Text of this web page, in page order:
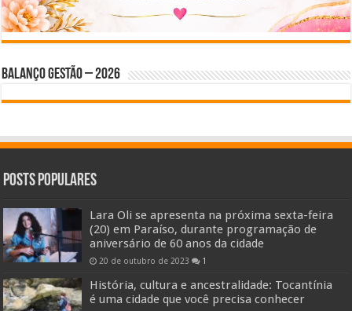
BALANÇO GESTÃO – 2026
Posts Populares
Lara Oli se apresenta na próxima sexta-feira
(20) em Paraíso, durante programação de
aniversário de 60 anos da cidade
20 de outubro de 2023 1
História, cultura e ancestralidade: Tocantínia
é uma cidade que você precisa conhecer